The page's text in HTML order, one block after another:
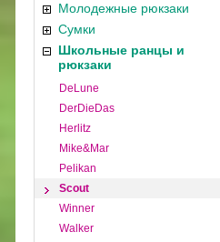
Молодежные рюкзаки
Сумки
Школьные ранцы и
рюкзаки
DeLune
DerDieDas
Herlitz
Mike&Mar
Pelikan
Scout
Winner
Walker